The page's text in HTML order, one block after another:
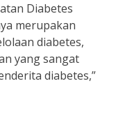
Diabetes
merupakan
diabetes,
yang sangat
diabetes,”